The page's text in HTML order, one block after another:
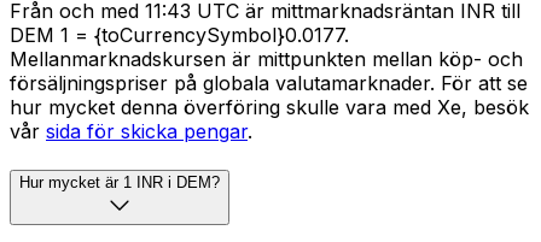
Från och med 11:43 UTC är mittmarknadsräntan INR till
DEM ₹1 = {toCurrencySymbol}0.0177.
Mellanmarknadskursen är mittpunkten mellan köp- och
försäljningspriser på globala valutamarknader. För att se
hur mycket denna överföring skulle vara med Xe, besök
vår sida för skicka pengar.
Hur mycket är 1 INR i DEM?